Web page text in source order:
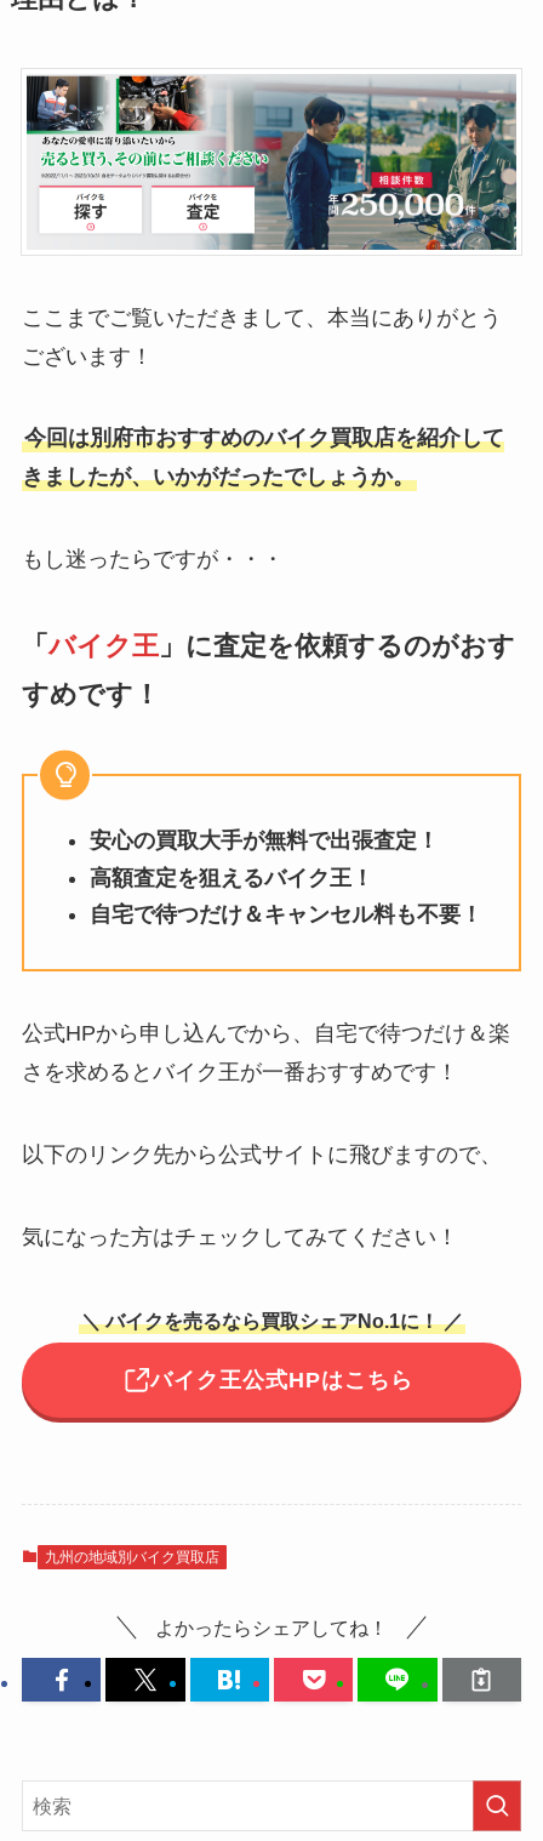
ここまでご覧いただきまして、本当にありがとう
ございます！
今回は別府市おすすめのバイク買取店を紹介して
きましたが、いかがだったでしょうか。
もし迷ったらですが・・・
「バイク王」に査定を依頼するのがおす
すめです！
安心の買取大手が無料で出張査定！
高額査定を狙えるバイク王！
自宅で待つだけ＆キャンセル料も不要！
公式HPから申し込んでから、自宅で待つだけ＆楽
さを求めるとバイク王が一番おすすめです！
以下のリンク先から公式サイトに飛びますので、
気になった方はチェックしてみてください！
＼ バイクを売るなら買取シェアNo.1に！ ／
バイク王公式HPはこちら
九州の地域別バイク買取店
よかったらシェアしてね！